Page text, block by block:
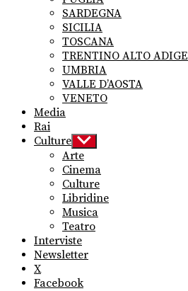
SARDEGNA
SICILIA
TOSCANA
TRENTINO ALTO ADIGE
UMBRIA
VALLE D’AOSTA
VENETO
Media
Rai
Culture Show
sub
menu
Arte
Cinema
Culture
Libridine
Musica
Teatro
Interviste
Newsletter
X
Facebook